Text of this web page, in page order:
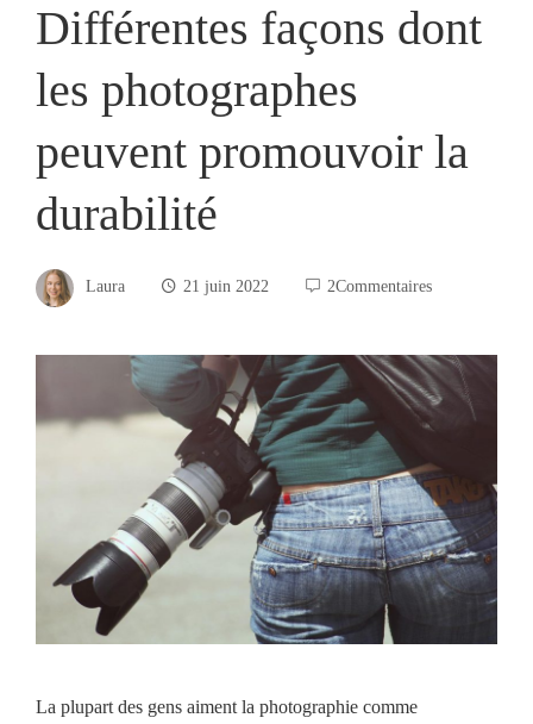
Différentes façons dont
les photographes
peuvent promouvoir la
durabilité
Laura 21 juin 2022 2Commentaires
La plupart des gens aiment la photographie comme